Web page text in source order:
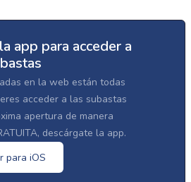
app para acceder a
en la web están todas
acceder a las subastas
apertura de manera
descárgate la app.
para iOS